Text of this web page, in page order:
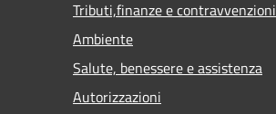
Tributi,finanze e contravvenzioni
Ambiente
Salute, benessere e assistenza
Autorizzazioni